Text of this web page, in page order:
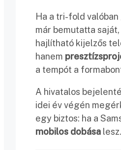
Ha a tri-fold
már bemutatta saját,
hajlítható kijelzős
hanem
a tempót a
A hivatalos
idei év végén
egy biztos: ha a
mobilos dobása lesz.